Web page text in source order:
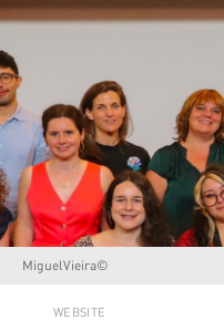
MiguelVieira©
WEBSITE